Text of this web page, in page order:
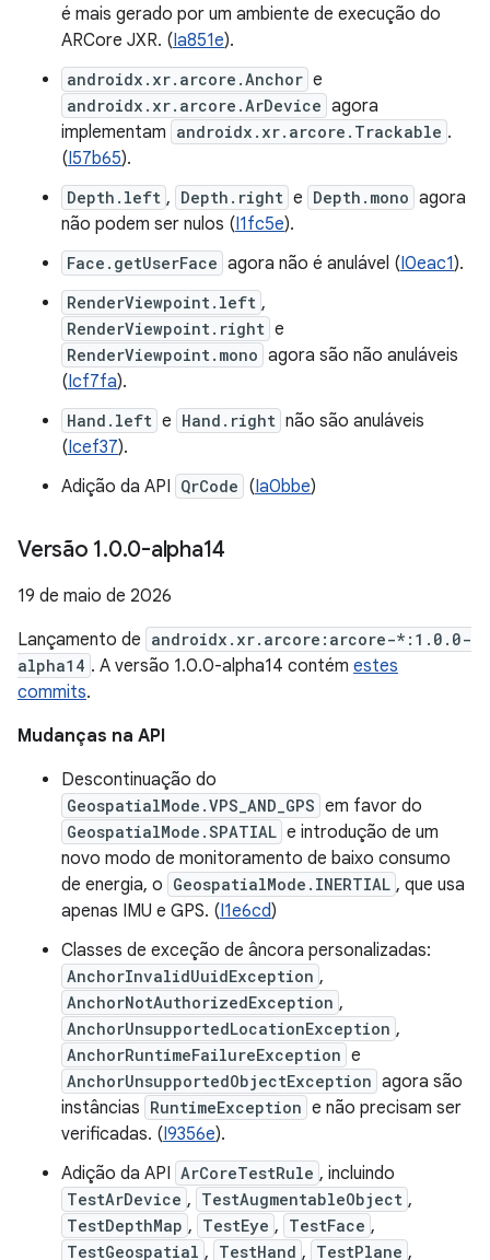
é mais gerado por um ambiente de execução do
ARCore JXR. (Ia851e).
androidx.xr.arcore.Anchor e
androidx.xr.arcore.ArDevice agora
implementam androidx.xr.arcore.Trackable .
(I57b65).
Depth.left , Depth.right e Depth.mono agora
não podem ser nulos (I1fc5e).
Face.getUserFace agora não é anulável (I0eac1).
RenderViewpoint.left ,
RenderViewpoint.right e
RenderViewpoint.mono agora são não anuláveis
(Icf7fa).
Hand.left e Hand.right não são anuláveis
(Icef37).
Adição da API QrCode (Ia0bbe)
Versão 1.0.0-alpha14
19 de maio de 2026
Lançamento de androidx.xr.arcore:arcore-*:1.0.0-
alpha14 . A versão 1.0.0-alpha14 contém estes
commits.
Mudanças na API
Descontinuação do
GeospatialMode.VPS_AND_GPS em favor do
GeospatialMode.SPATIAL e introdução de um
novo modo de monitoramento de baixo consumo
de energia, o GeospatialMode.INERTIAL , que usa
apenas IMU e GPS. (I1e6cd)
Classes de exceção de âncora personalizadas:
AnchorInvalidUuidException ,
AnchorNotAuthorizedException ,
AnchorUnsupportedLocationException ,
AnchorRuntimeFailureException e
AnchorUnsupportedObjectException agora são
instâncias RuntimeException e não precisam ser
verificadas. (I9356e).
Adição da API ArCoreTestRule , incluindo
TestArDevice , TestAugmentableObject ,
TestDepthMap , TestEye , TestFace ,
TestGeospatial , TestHand , TestPlane ,